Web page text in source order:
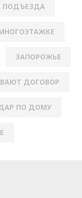
ПОДЪЕЗДА
ЗАПОРОЖЬЕ
ДОГОВОР
ПО ДОМУ